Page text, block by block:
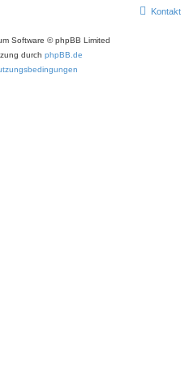
Kontakt
Software © phpBB Limited
durch phpBB.de